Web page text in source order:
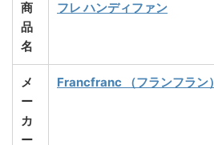
商
品
名
フレ ハンディファン
メ
ー
カ
ー
Francfranc （フランフラン）